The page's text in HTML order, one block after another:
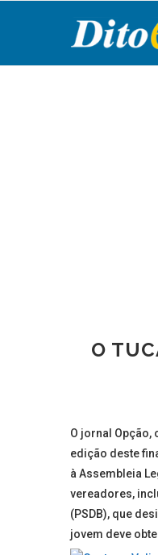
O
O jornal Opção,
edição deste
à Assembleia
vereadores,
(PSDB), que
jovem deve